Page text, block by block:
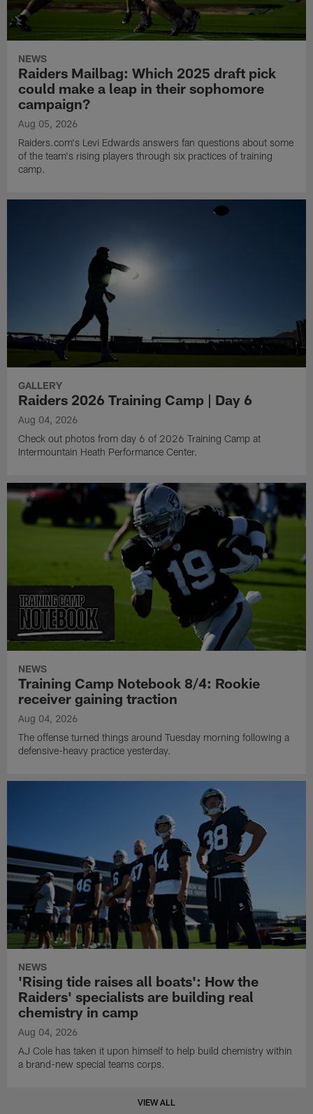
NEWS
Raiders Mailbag: Which 2025 draft pick
could make a leap in their sophomore
campaign?
Aug 05, 2026
Raiders.com's Levi Edwards answers fan questions about some
of the team's rising players through six practices of training
camp.
GALLERY
Raiders 2026 Training Camp | Day 6
Aug 04, 2026
Check out photos from day 6 of 2026 Training Camp at
Intermountain Heath Performance Center.
NEWS
Training Camp Notebook 8/4: Rookie
receiver gaining traction
Aug 04, 2026
The offense turned things around Tuesday morning following a
defensive-heavy practice yesterday.
NEWS
'Rising tide raises all boats': How the
Raiders' specialists are building real
chemistry in camp
Aug 04, 2026
AJ Cole has taken it upon himself to help build chemistry within
a brand-new special teams corps.
VIEW ALL